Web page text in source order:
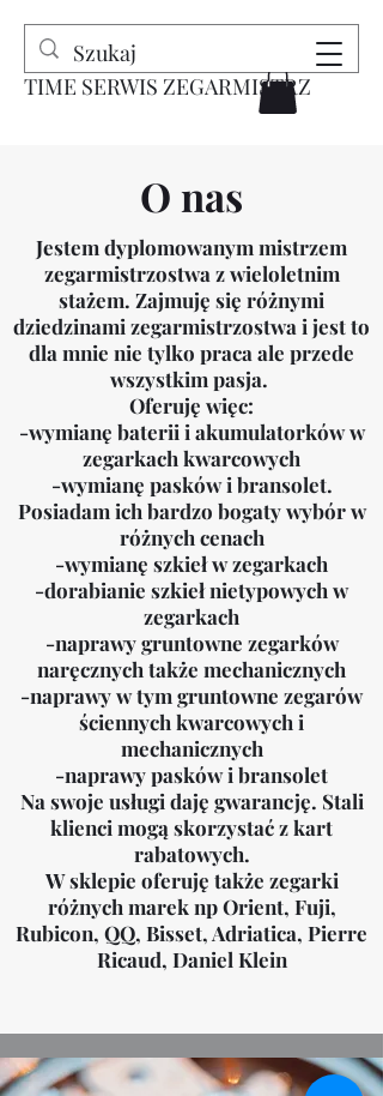
TIME SERWIS ZEGARMISTRZ
O nas
Jestem dyplomowanym mistrzem
zegarmistrzostwa z wieloletnim
stażem. Zajmuję się różnymi
dziedzinami zegarmistrzostwa i jest to
dla mnie nie tylko praca ale przede
wszystkim pasja.
Oferuję więc:
-wymianę baterii i akumulatorków w
zegarkach kwarcowych
-wymianę pasków i bransolet.
Posiadam ich bardzo bogaty wybór w
różnych cenach
-wymianę szkieł w zegarkach
-dorabianie szkieł nietypowych w
zegarkach
-naprawy gruntowne zegarków
naręcznych także mechanicznych
-naprawy w tym gruntowne zegarów
ściennych kwarcowych i
mechanicznych
-naprawy pasków i bransolet
Na swoje usługi daję gwarancję. Stali
klienci mogą skorzystać z kart
rabatowych.
W sklepie oferuję także zegarki
różnych marek np Orient, Fuji,
Rubicon, QQ, Bisset, Adriatica, Pierre
Ricaud, Daniel Klein